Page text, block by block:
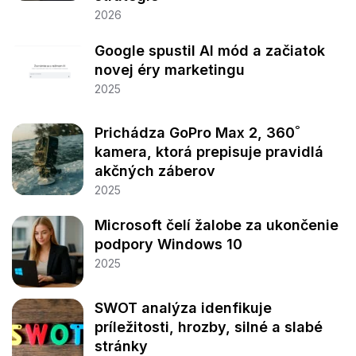
2026
Google spustil AI mód a začiatok
novej éry marketingu
2025
Prichádza GoPro Max 2, 360˚
kamera, ktorá prepisuje pravidlá
akčných záberov
2025
Microsoft čelí žalobe za ukončenie
podpory Windows 10
2025
SWOT analýza idenfikuje
príležitosti, hrozby, silné a slabé
stránky